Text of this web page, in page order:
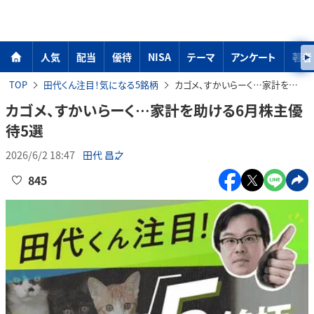
人気 配当 優待 NISA テーマ アンケート 著者
TOP 田代くん注目！気になる5銘柄 カゴメ、すかいらーく…家計を助ける6月株主優待5選
カゴメ、すかいらーく…家計を助ける6月株主優
待5選
2026/6/2 18:47 田代 昌之
845